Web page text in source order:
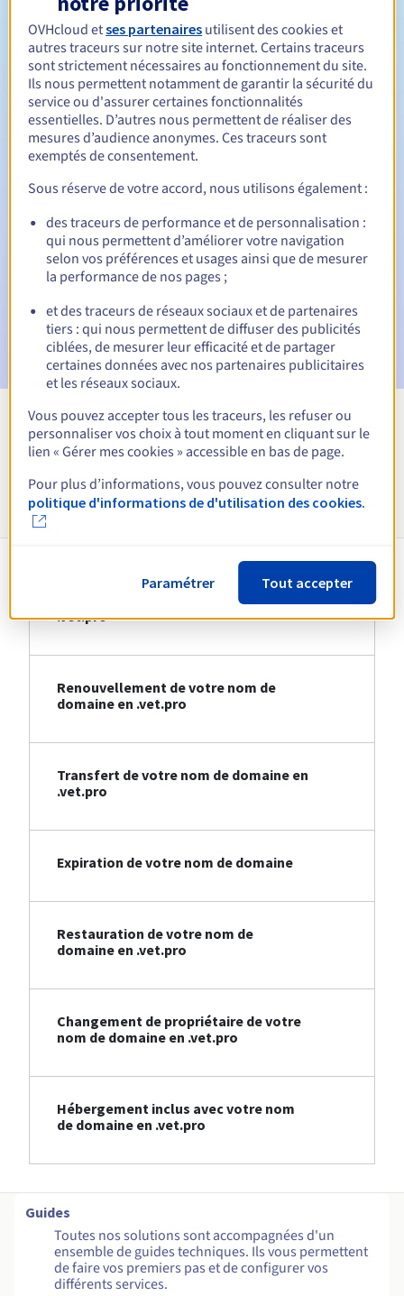
Durée de renouvellement Entre 1 et 10 ans
Période de rédemption
Notifications automatiques :
date d'échéance
E-mail le jour de l'expirationpour notification de la
suspension du nom de domaine
E-mail après la période de grâce de rédemptionpour
notification de la suppression du nom de domaine
Voir toutes les extensions
Informations sur le .vet.pro
Création de votre nom de domaine en
.vet.pro
Renouvellement de votre nom de
domaine en .vet.pro
Transfert de votre nom de domaine en
.vet.pro
Expiration de votre nom de domaine
Restauration de votre nom de
domaine en .vet.pro
Changement de propriétaire de votre
nom de domaine en .vet.pro
Hébergement inclus avec votre nom
de domaine en .vet.pro
Guides
Toutes nos solutions sont accompagnées d'un
ensemble de guides techniques. Ils vous permettent
de faire vos premiers pas et de configurer vos
différents services.
OVHcloud etses partenaires utilisent des cookies et
autres traceurs sur notre site internet. Certains traceurs
sont strictement nécessaires au fonctionnement du site.
Ils nous permettent notamment de garantir la sécurité du
service ou d'assurer certaines fonctionnalités
essentielles. D’autres nous permettent de réaliser des
mesures d’audience anonymes. Ces traceurs sont
exemptés de consentement.
Sous réserve de votre accord, nous utilisons également :
des traceurs de performance et de personnalisation :
qui nous permettent d’améliorer votre navigation
selon vos préférences et usages ainsi que de mesurer
la performance de nos pages ;
et des traceurs de réseaux sociaux et de partenaires
tiers : qui nous permettent de diffuser des publicités
ciblées, de mesurer leur efficacité et de partager
certaines données avec nos partenaires publicitaires
et les réseaux sociaux.
Vous pouvez accepter tous les traceurs, les refuser ou
personnaliser vos choix à tout moment en cliquant sur le
lien « Gérer mes cookies » accessible en bas de page.
Pour plus d’informations, vous pouvez consulter notre
politique d'informations de d'utilisation des cookies.
Paramétrer Tout accepter